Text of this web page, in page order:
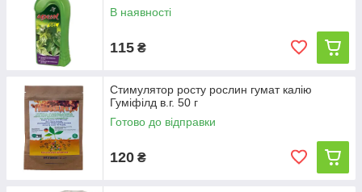
В наявності
115 ₴
Стимулятор росту рослин гумат калію
Гуміфілд в.г. 50 г
Готово до відправки
120 ₴